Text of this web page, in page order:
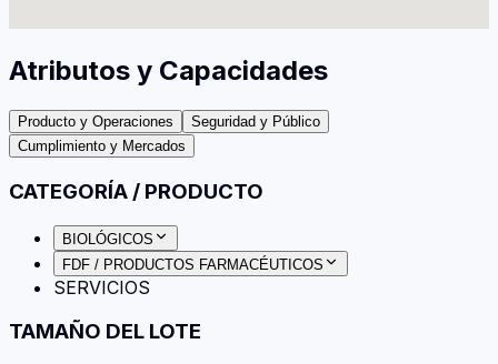
Atributos y Capacidades
Producto y Operaciones
Seguridad y Público
Cumplimiento y Mercados
CATEGORÍA / PRODUCTO
BIOLÓGICOS
FDF / PRODUCTOS FARMACÉUTICOS
SERVICIOS
TAMAÑO DEL LOTE